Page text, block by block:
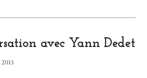
avec Yann Dedet